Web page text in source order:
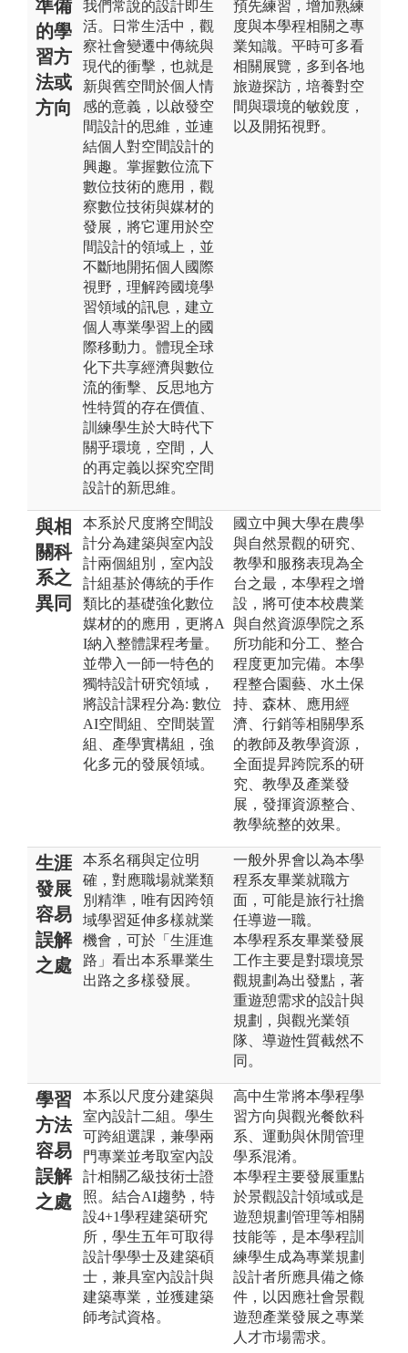
準備
的學
習方
法或
方向
我們常說的設計即生
活。日常生活中，觀
察社會變遷中傳統與
現代的衝擊，也就是
新與舊空間於個人情
感的意義，以啟發空
間設計的思維，並連
結個人對空間設計的
興趣。掌握數位流下
數位技術的應用，觀
察數位技術與媒材的
發展，將它運用於空
間設計的領域上，並
不斷地開拓個人國際
視野，理解跨國境學
習領域的訊息，建立
個人專業學習上的國
際移動力。體現全球
化下共享經濟與數位
流的衝擊、反思地方
性特質的存在價值、
訓練學生於大時代下
關乎環境，空間，人
的再定義以探究空間
設計的新思維。
預先練習，增加熟練
度與本學程相關之專
業知識。平時可多看
相關展覽，多到各地
旅遊探訪，培養對空
間與環境的敏銳度，
以及開拓視野。
與相
關科
系之
異同
本系於尺度將空間設
計分為建築與室內設
計兩個組別，室內設
計組基於傳統的手作
類比的基礎強化數位
媒材的的應用，更將A
I納入整體課程考量。
並帶入一師一特色的
獨特設計研究領域，
將設計課程分為: 數位
AI空間組、空間裝置
組、產學實構組，強
化多元的發展領域。
國立中興大學在農學
與自然景觀的研究、
教學和服務表現為全
台之最，本學程之增
設，將可使本校農業
與自然資源學院之系
所功能和分工、整合
程度更加完備。本學
程整合園藝、水土保
持、森林、應用經
濟、行銷等相關學系
的教師及教學資源，
全面提昇跨院系的研
究、教學及產業發
展，發揮資源整合、
教學統整的效果。
生涯
發展
容易
誤解
之處
本系名稱與定位明
確，對應職場就業類
別精準，唯有因跨領
域學習延伸多樣就業
機會，可於「生涯進
路」看出本系畢業生
出路之多樣發展。
一般外界會以為本學
程系友畢業就職方
面，可能是旅行社擔
任導遊一職。
本學程系友畢業發展
工作主要是對環境景
觀規劃為出發點，著
重遊憩需求的設計與
規劃，與觀光業領
隊、導遊性質截然不
同。
學習
方法
容易
誤解
之處
本系以尺度分建築與
室內設計二組。學生
可跨組選課，兼學兩
門專業並考取室內設
計相關乙級技術士證
照。結合AI趨勢，特
設4+1學程建築研究
所，學生五年可取得
設計學學士及建築碩
士，兼具室內設計與
建築專業，並獲建築
師考試資格。
高中生常將本學程學
習方向與觀光餐飲科
系、運動與休閒管理
學系混淆。
本學程主要發展重點
於景觀設計領域或是
遊憩規劃管理等相關
技能等，是本學程訓
練學生成為專業規劃
設計者所應具備之條
件，以因應社會景觀
遊憩產業發展之專業
人才市場需求。